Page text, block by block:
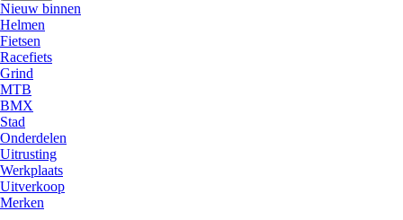
Nieuw binnen
Helmen
Fietsen
Racefiets
Grind
MTB
BMX
Stad
Onderdelen
Uitrusting
Werkplaats
Uitverkoop
Merken